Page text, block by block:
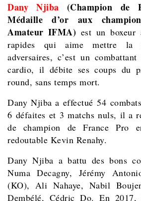
Dany Njiba (Champion de
Médaille d’or aux
Amateur IFMA) est un boxeur
rapides qui aime mettre la
adversaires, c’est un
cardio, il débite ses coups du
round, sans temps mort.
Dany Njiba a effectué 54
6 défaites et 3 matchs nuls, il a
de champion de France Pro
redoutable Kevin Renahy.
Dany Njiba a battu des bons
Numa Decagny, Jérémy
(KO), Ali Nahaye, Nabil
Dembélé, Cédric Do. En 2017,